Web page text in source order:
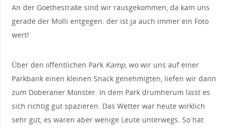
An der Goethestraße sind wir rausgekommen, da kam uns
gerade der Molli entgegen. der ist ja auch immer ein Foto
wert!
Über den öffentlichen Park Kamp, wo wir uns auf einer
Parkbank einen kleinen Snack genehmigten, liefen wir dann
zum Doberaner Münster. In dem Park drumherum lässt es
sich richtig gut spazieren. Das Wetter war heute wirklich
sehr gut, es waren aber wenige Leute unterwegs. So hat